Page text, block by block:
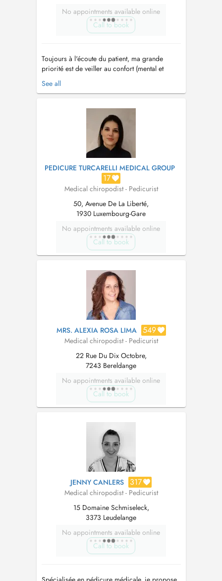
No appointments available online
Call to book
Toujours à l'écoute du patient, ma grande
priorité est de veiller au confort (mental et
physique) ainsi qu'à l'hygiène de chaque
personne soignée. Chaque instrument est
durée moyenne d'une consultation varie entre
45min et 1h. En cas d'urgence ...
See all
PEDICURE TURCARELLI MEDICAL GROUP
17
Medical chiropodist - Pedicurist
50, Avenue De La Liberté,
1930 Luxembourg-Gare
No appointments available online
Call to book
MRS. ALEXIA ROSA LIMA 549
Medical chiropodist - Pedicurist
22 Rue Du Dix Octobre,
7243 Bereldange
No appointments available online
Call to book
JENNY CANLERS 317
Medical chiropodist - Pedicurist
15 Domaine Schmiseleck,
3373 Leudelange
No appointments available online
Call to book